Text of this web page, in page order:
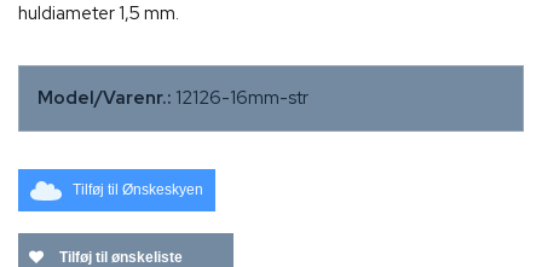
huldiameter 1,5 mm.
Model/Varenr.: 12126-16mm-str
Tilføj til Ønskeskyen
Tilføj til ønskeliste